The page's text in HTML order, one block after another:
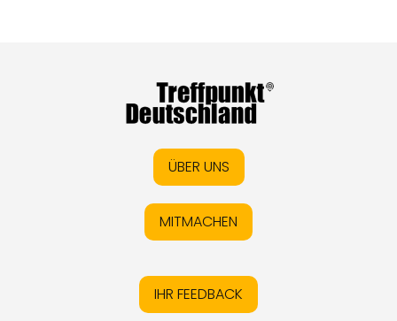
ÜBER UNS
MITMACHEN
IHR FEEDBACK